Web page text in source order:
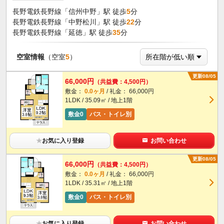
長野電鉄長野線「信州中野」駅 徒歩5分
長野電鉄長野線「中野松川」駅 徒歩22分
長野電鉄長野線「延徳」駅 徒歩35分
空室情報 （空室5）
更新08/05
66,000円
（共益費：4,500円）
敷金： 0.0ヶ月 / 礼金： 66,000円
1LDK / 35.09㎡ / 地上1階
敷金0
バス・トイレ別
★お気に入り登録 お問い合わせ
更新08/05
66,000円
（共益費：4,500円）
敷金： 0.0ヶ月 / 礼金： 66,000円
1LDK / 35.31㎡ / 地上1階
敷金0
バス・トイレ別